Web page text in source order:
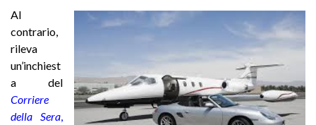
Al
contrario,
rileva
un’inchiest
a del
Corriere
della Sera